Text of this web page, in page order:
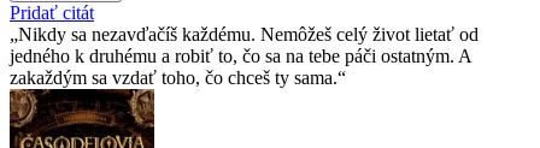
Pridať citát
Nikdy sa nezavďačíš každému. Nemôžeš celý život lietať od
jedného k druhému a robiť to, čo sa na tebe páči ostatným. A
zakaždým sa vzdať toho, čo chceš ty sama.